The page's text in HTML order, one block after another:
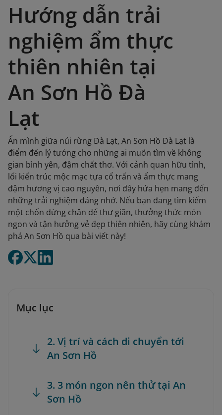
Hướng dẫn trải
nghiệm ẩm thực
thiên nhiên tại
An Sơn Hồ Đà
Lạt
Ẩn mình giữa núi rừng Đà Lạt, An Sơn Hồ Đà Lạt là
điểm đến lý tưởng cho những ai muốn tìm về không
gian bình yên, đậm chất thơ. Với cảnh quan hữu tình,
lối kiến trúc mộc mạc tựa cổ trấn và ẩm thực mang
đậm hương vị cao nguyên, nơi đây hứa hẹn mang đến
những trải nghiệm đáng nhớ. Nếu bạn đang tìm kiếm
một chốn dừng chân để thư giãn, thưởng thức món
ngon và tận hưởng vẻ đẹp thiên nhiên, hãy cùng khám
phá An Sơn Hồ qua bài viết này!
Mục lục
2. Vị trí và cách di chuyển tới
An Sơn Hồ
3. 3 món ngon nên thử tại An
Sơn Hồ